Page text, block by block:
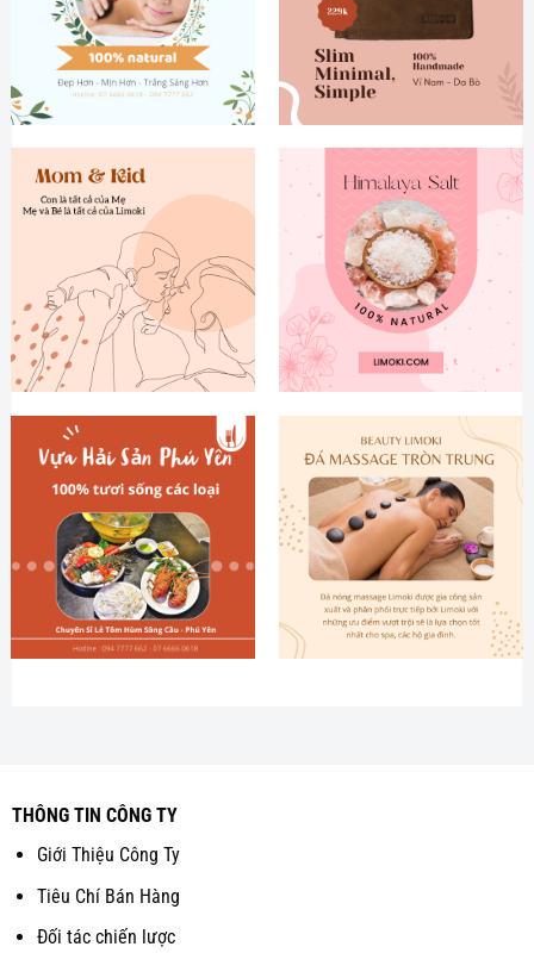
THÔNG TIN CÔNG TY
Giới Thiệu Công Ty
Tiêu Chí Bán Hàng
Đối tác chiến lược